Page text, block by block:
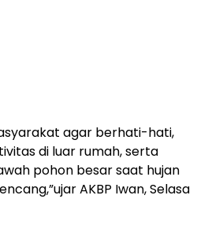
agar berhati-hati,
di luar rumah, serta
pohon besar saat hujan
AKBP Iwan, Selasa